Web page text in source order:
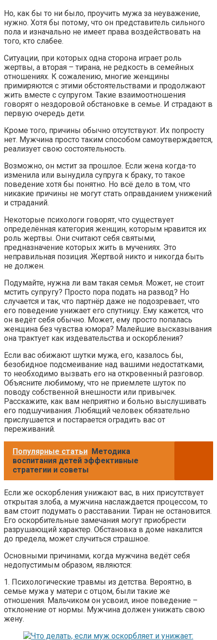
Но, как бы то ни было, проучить мужа за неуважение,
нужно. Хотя бы потому, что он представитель сильного
пола и изначально не имеет права воздействовать на
того, кто слабее.
Ситуации, при которых одна сторона играет роль
жертвы, а вторая – тирана, не редкость в семейных
отношениях. К сожалению, многие женщины
примиряются с этими обстоятельствами и продолжают
жить вместе с супругом. Такие взаимоотношения
говорят о нездоровой обстановке в семье. И страдают в
первую очередь дети.
Кроме того, причины обычно отсутствуют. Их попросту
нет. Мужчина просто таким способом самоутверждается,
реализует свою состоятельность.
Возможно, он мстит за прошлое. Если жена когда-то
изменила или вынудила супруга к браку, то такое
поведение хотя бы понятно. Но всё дело в том, что
никакие причины не могут стать оправданием унижений
и страданий.
Некоторые психологи говорят, что существует
определённая категория женщин, которым нравится их
роль жертвы. Они считают себя святыми,
предназначение которых жить в мучениях. Это
неправильная позиция. Жертвой никто и никогда быть
не должен.
Подумайте, нужна ли вам такая семья. Может, не стоит
мстить супругу? Просто пора подать на развод? Но
случается и так, что партнёр даже не подозревает, что
его поведение унижает его спутницу. Ему кажется, что
он ведёт себя обычно. Может, ему просто попалась
женщина без чувства юмора? Малейшие высказывания
она трактует как издевательства и оскорбления?
Если вас обижают шутки мужа, его, казалось бы,
безобидное подсмеивание над вашими недостатками,
то необходимо вызвать его на откровенный разговор.
Объясните любимому, что не приемлете шуток по
поводу собственной внешности или привычек.
Расскажите, как вам неприятно и больно выслушивать
его подшучивания. Любящий человек обязательно
прислушается и постарается оградить вас от
переживаний.
Популярные статьи Методика
воспитания детей эффективные
стратегии и советы
Если же оскорбления унижают вас, в них присутствует
открытая злоба, а мужчина наслаждается процессом, то
вам стоит подумать о расставании. Тиран не остановится.
Его оскорбительные замечания могут приобрести
разрушающий характер. Обстановка в доме накалится
до предела, может случиться страшное.
Основными причинами, когда мужчина ведёт себя
недопустимым образом, являются:
1. Психологические травмы из детства. Вероятно, в
семье мужа у матери с отцом, были такие же
отношения. Мальчиком он усвоил, иное поведение –
отклонение от нормы. Мужчина должен унижать свою
жену.